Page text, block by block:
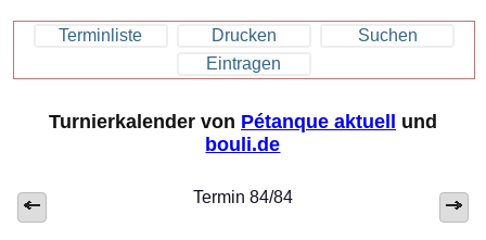
Terminliste Drucken
Suchen
Eintragen
Turnierkalender von Pétanque aktuell und
bouli.de
Termin 84/84